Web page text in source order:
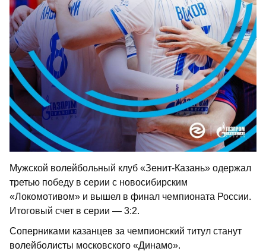
Мужской волейбольный клуб «Зенит-Казань» одержал
третью победу в серии с новосибирским
«Локомотивом» и вышел в финал чемпионата России.
Итоговый счет в серии — 3:2.
Соперниками казанцев за чемпионский титул станут
волейболисты московского «Динамо».